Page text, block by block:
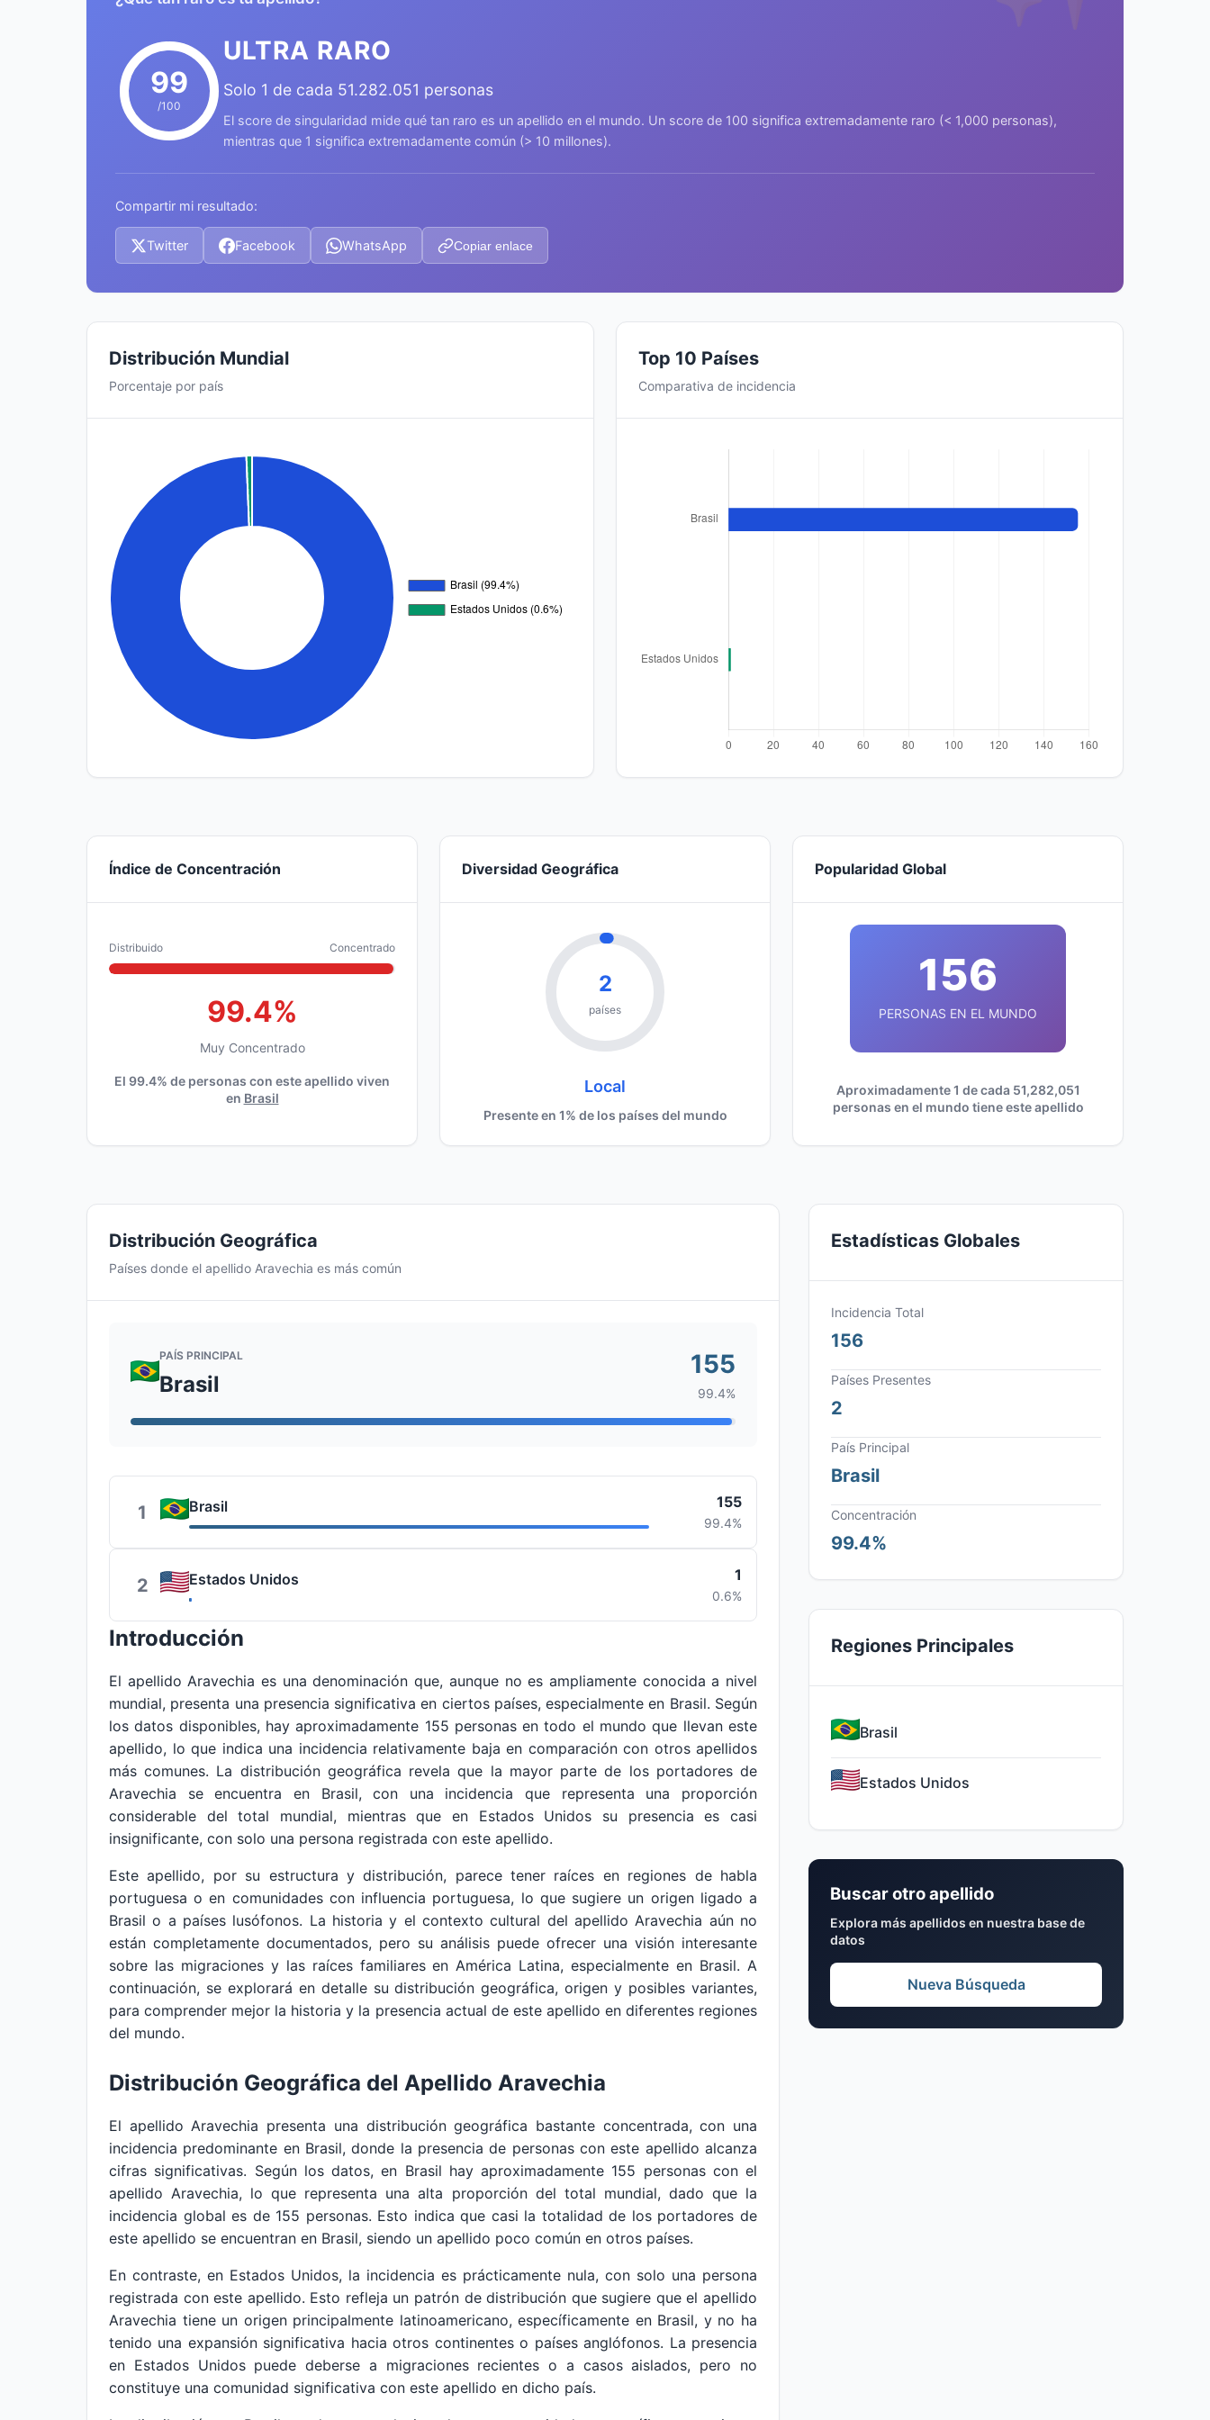
99
/100
ULTRA RARO
Solo 1 de cada 51.282.051 personas
El score de singularidad mide qué tan raro es un apellido en el mundo. Un score de 100 significa extremadamente raro (< 1,000 personas),
mientras que 1 significa extremadamente común (> 10 millones).
Compartir mi resultado:
Twitter Facebook WhatsApp Copiar enlace
Distribución Mundial
Porcentaje por país
Top 10 Países
Comparativa de incidencia
Índice de Concentración
Distribuido Concentrado
99.4%
Muy Concentrado
El 99.4% de personas con este apellido viven
en Brasil
Diversidad Geográfica
2
países
Local
Presente en 1% de los países del mundo
Popularidad Global
156
PERSONAS EN EL MUNDO
Aproximadamente 1 de cada 51,282,051
personas en el mundo tiene este apellido
Distribución Geográfica
Países donde el apellido Aravechia es más común
PAÍS PRINCIPAL
Brasil
155
99.4%
1 Brasil 155
99.4%
2 Estados Unidos 1
0.6%
Introducción
El apellido Aravechia es una denominación que, aunque no es ampliamente conocida a nivel
mundial, presenta una presencia significativa en ciertos países, especialmente en Brasil. Según
los datos disponibles, hay aproximadamente 155 personas en todo el mundo que llevan este
apellido, lo que indica una incidencia relativamente baja en comparación con otros apellidos
más comunes. La distribución geográfica revela que la mayor parte de los portadores de
Aravechia se encuentra en Brasil, con una incidencia que representa una proporción
considerable del total mundial, mientras que en Estados Unidos su presencia es casi
insignificante, con solo una persona registrada con este apellido.
Este apellido, por su estructura y distribución, parece tener raíces en regiones de habla
portuguesa o en comunidades con influencia portuguesa, lo que sugiere un origen ligado a
Brasil o a países lusófonos. La historia y el contexto cultural del apellido Aravechia aún no
están completamente documentados, pero su análisis puede ofrecer una visión interesante
sobre las migraciones y las raíces familiares en América Latina, especialmente en Brasil. A
continuación, se explorará en detalle su distribución geográfica, origen y posibles variantes,
para comprender mejor la historia y la presencia actual de este apellido en diferentes regiones
del mundo.
Distribución Geográfica del Apellido Aravechia
El apellido Aravechia presenta una distribución geográfica bastante concentrada, con una
incidencia predominante en Brasil, donde la presencia de personas con este apellido alcanza
cifras significativas. Según los datos, en Brasil hay aproximadamente 155 personas con el
apellido Aravechia, lo que representa una alta proporción del total mundial, dado que la
incidencia global es de 155 personas. Esto indica que casi la totalidad de los portadores de
este apellido se encuentran en Brasil, siendo un apellido poco común en otros países.
En contraste, en Estados Unidos, la incidencia es prácticamente nula, con solo una persona
registrada con este apellido. Esto refleja un patrón de distribución que sugiere que el apellido
Aravechia tiene un origen principalmente latinoamericano, específicamente en Brasil, y no ha
tenido una expansión significativa hacia otros continentes o países anglófonos. La presencia
en Estados Unidos puede deberse a migraciones recientes o a casos aislados, pero no
constituye una comunidad significativa con este apellido en dicho país.
Estadísticas Globales
Incidencia Total
156
Países Presentes
2
País Principal
Brasil
Concentración
99.4%
Regiones Principales
Brasil
Estados Unidos
Buscar otro apellido
Explora más apellidos en nuestra base de
datos
Nueva Búsqueda